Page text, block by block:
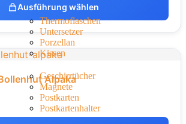
Thermoflaschen
Untersetzer
Porzellan
Kissen
Geschirrtücher
Magnete
Postkarten
Postkartenhalter
Ausführung wählen
Alpaka